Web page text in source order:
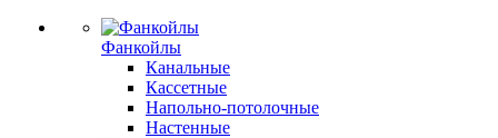
Фанкойлы
Канальные
Кассетные
Напольно-потолочные
Настенные